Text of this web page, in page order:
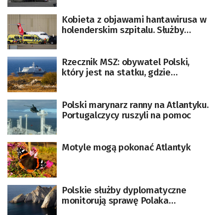
Kobieta z objawami hantawirusa w
holenderskim szpitalu. Służby
Rzecznik MSZ: obywatel Polski,
który jest na statku, gdzie
wsparcia medycznego
[AKTUALIZACJA]
Polski marynarz ranny na Atlantyku.
Portugalczycy ruszyli na pomoc
Motyle mogą pokonać Atlantyk
Polskie służby dyplomatyczne
monitorują sprawę Polaka